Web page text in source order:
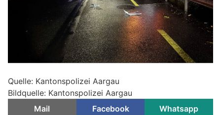
Quelle: Kantonspolizei Aargau
Bildquelle: Kantonspolizei Aargau
Mail
Facebook Whatsapp